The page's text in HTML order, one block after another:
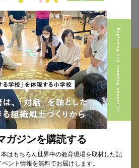
FIND THE CONTENTS
探す テーマから探す
学校 (262) 高校 (294) 一貫校 (65)
学・専門学校 (18) 保育園・幼稚園 (1)
公立 (348) 私立 (357)
スクール (18) 教育委員会 (4)
ガジンを購読する
はもちろん世界中の教育現場を取材した記
ント情報を無料でお届けします。